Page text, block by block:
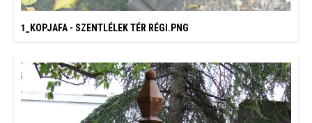
1_KOPJAFA - SZENTLÉLEK TÉR RÉGI.PNG